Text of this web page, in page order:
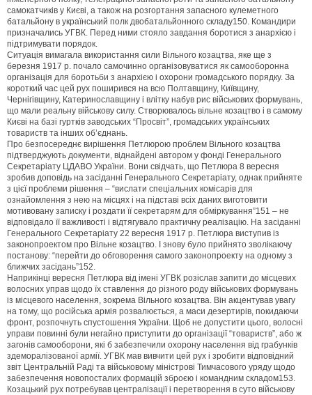
самокатчиків у Києві, а також на розгортання запасного кулеметного
батальйону в український полк двобатальйонного складу150. Командири
призначались УГВК. Перед ними стояло завдання боротися з анархією і
підтримувати порядок.
Ситуація вимагала використання сили Вільного козацтва, яке ще з
березня 1917 р. почало самочинно організовуватися як самооборонна
організація для боротьби з анархією і охорони громадського порядку. За
короткий час цей рух поширився на всю Полтавщину, Київщину,
Чернігівщину, Катеринославщину і влітку набув рис військових формувань,
що мали реальну військову силу. Створювалось вільне козацтво і в самому
Києві на базі гуртків заводських “Просвіт”, громадських українських
товариств та інших об’єднань.
Про безпосереднє вирішення Петлюрою проблем Вільного козацтва
підтверджують документи, віднайдені автором у фонді Генерального
Секретаріату ЦДАВО України. Вони свідчать, що Петлюра 8 вересня
зробив доповідь на засіданні Генерального Секретаріату, однак прийняте
з цієї проблеми рішення – “вислати спеціальних комісарів для
ознайомлення з нею на місцях і на підставі всіх даних виготовити
мотивовану записку і роздати її секретарям для обміркування”151 – не
відповідало її важливості і відтягувало практичну реалізацію. На засіданні
Генерального Секретаріату 22 вересня 1917 р. Петлюра виступив із
законопроектом про Вільне козацтво. І знову було прийнято зволікаючу
постанову: “перейти до обговорення самого законопроекту на одному з
ближчих засідань”152.
Наприкінці вересня Петлюра від імені УГВК розіслав запити до місцевих
волосних управ щодо їх ставлення до різного роду військових формувань
із місцевого населення, зокрема Вільного козацтва. Він акцентував увагу
на тому, що російська армія розвалюється, а маси дезертирів, покидаючи
фронт, розпочнуть спустошення України. Щоб не допустити цього, волосні
управи повинні були негайно приступити до організації “товариств”, або ж
загонів самооборони, які б забезпечили охорону населення від грабунків
здеморалізованої армії. УГВК мав вивчити цей рух і зробити відповідний
звіт Центральній Раді та військовому міністрові Тимчасового уряду щодо
забезпечення новопосталих формацій зброєю і командним складом153.
Козацький рух потребував централізації і перетворення в суто військову